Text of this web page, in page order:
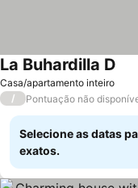
Casa/apartamento inteiro
La Buhardilla D
/ Pontuação não
Selecione as datas
exatos.